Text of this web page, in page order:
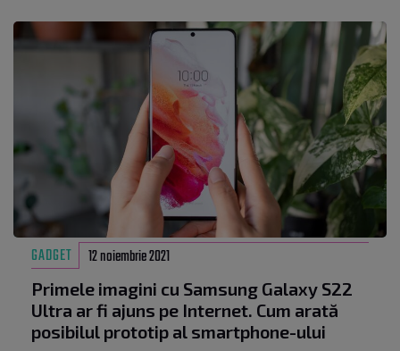
GADGET 12 noiembrie 2021
Primele imagini cu Samsung Galaxy S22
Ultra ar fi ajuns pe Internet. Cum arată
posibilul prototip al smartphone-ului